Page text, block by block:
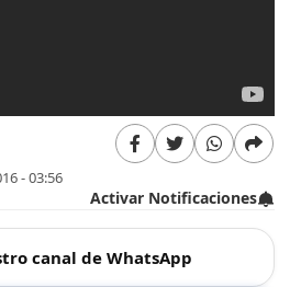
- 03:56
Activar Notificaciones
canal de WhatsApp